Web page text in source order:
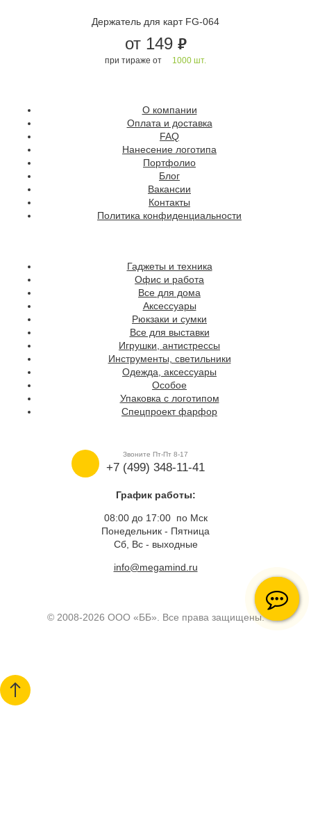
Держатель для карт FG-064
от 149 руб.
при тираже от 1000 шт.
О компании
Оплата и доставка
FAQ
Нанесение логотипа
Портфолио
Блог
Вакансии
Контакты
Политика конфиденциальности
Гаджеты и техника
Офис и работа
Все для дома
Аксессуары
Рюкзаки и сумки
Все для выставки
Игрушки, антистрессы
Инструменты, светильники
Одежда, аксессуары
Особое
Упаковка с логотипом
Спецпроект фарфор
Звоните Пт-Пт 8-17
+7 (499) 348-11-41
График работы:
08:00 до 17:00 по Мск
Понедельник - Пятница
Сб, Вс - выходные
info@megamind.ru
© 2008-2026 ООО «ББ». Все права защищены.